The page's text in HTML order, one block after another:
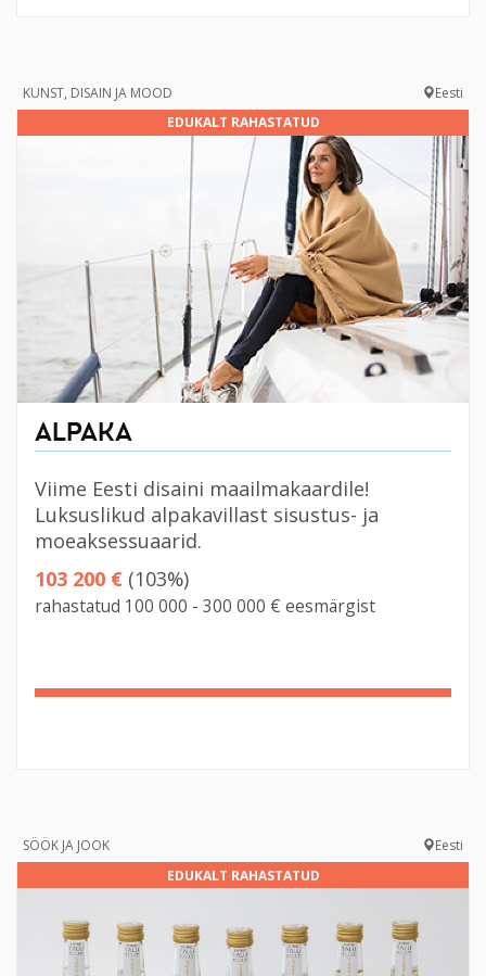
KUNST, DISAIN JA MOOD
Eesti
EDUKALT RAHASTATUD
ALPAKA
Viime Eesti disaini maailmakaardile!
Luksuslikud alpakavillast sisustus- ja
moeaksessuaarid.
103 200 € (103%)
rahastatud 100 000 - 300 000 € eesmärgist
103%
SÖÖK JA JOOK
Eesti
EDUKALT RAHASTATUD